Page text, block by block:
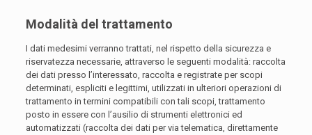
Modalità del trattamento
I dati medesimi verranno trattati, nel rispetto della sicurezza e
riservatezza necessarie, attraverso le seguenti modalità: raccolta
dei dati presso l’interessato, raccolta e registrate per scopi
determinati, espliciti e legittimi, utilizzati in ulteriori operazioni di
trattamento in termini compatibili con tali scopi, trattamento
posto in essere con l’ausilio di strumenti elettronici ed
automatizzati (raccolta dei dati per via telematica, direttamente